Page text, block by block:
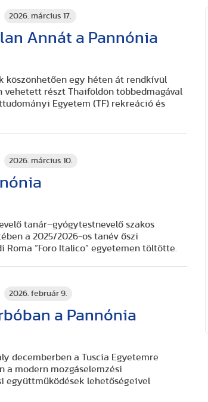
2026. március 17.
Annát a Pannónia
köszönhetően egy héten át rendkívül
részt Thaiföldön többedmagával
Egyetem (TF) rekreáció és
2026. március 10.
tanár–gyógytestnevelő szakos
a 2025/2026-os tanév őszi
“Foro Italico” egyetemen töltötte.
2026. február 9.
a Pannónia
decemberben a Tuscia Egyetemre
a modern mozgáselemzési
együttműködések lehetőségeivel